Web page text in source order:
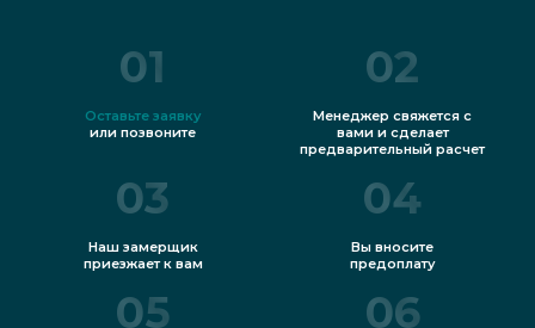
01
Оставьте заявку
или позвоните
02
Менеджер свяжется с
вами и сделает
предварительный расчет
03
Наш замерщик
приезжает к вам
04
Вы вносите
предоплату
05 06